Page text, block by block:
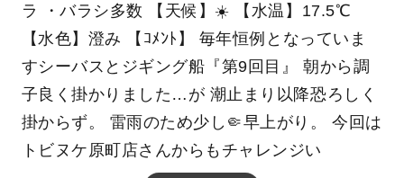
ラ ・バラシ多数 【天候】☀️ 【水温】17.5℃
【水色】澄み 【ｺﾒﾝﾄ】 毎年恒例となっていま
すシーバスとジギング船『第9回目』 朝から調
子良く掛かりました…が 潮止まり以降恐ろしく
掛からず。 雷雨のため少し🤏早上がり。 今回は
トビヌケ原町店さんからもチャレンジい